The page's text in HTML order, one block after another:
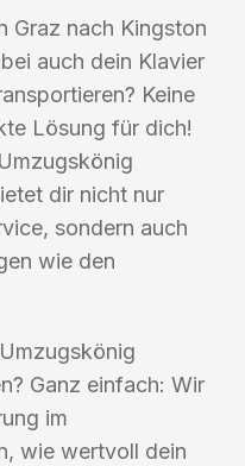
Graz nach Kingston
auch dein Klavier
Keine
Lösung für dich!
dir nicht nur
sondern auch
wie den
Ganz einfach: Wir
im
wie wertvoll dein